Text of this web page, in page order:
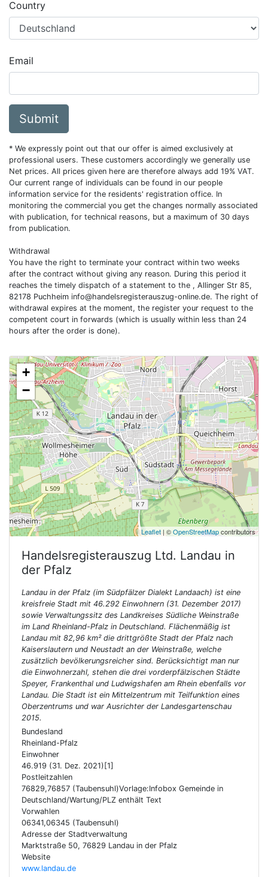
Country
Email
Submit
* We expressly point out that our offer is aimed exclusively at
professional users. These customers accordingly we generally use
Net prices. All prices given here are therefore always add 19% VAT.
Our current range of individuals can be found in our people
information service for the residents' registration office. In
monitoring the commercial you get the changes normally associated
with publication, for technical reasons, but a maximum of 30 days
from publication.
Withdrawal
You have the right to terminate your contract within two weeks
after the contract without giving any reason. During this period it
reaches the timely dispatch of a statement to the , Allinger Str 85,
82178 Puchheim info@handelsregisterauszug-online.de. The right of
withdrawal expires at the moment, the register your request to the
competent court in forwards (which is usually within less than 24
hours after the order is done).
+
−
Leaflet | ©OpenStreetMapcontributors
Handelsregisterauszug Ltd. Landau in
der Pfalz
Landau in der Pfalz (im Südpfälzer Dialekt Landaach) ist eine
kreisfreie Stadt mit 46.292 Einwohnern (31. Dezember 2017)
sowie Verwaltungssitz des Landkreises Südliche Weinstraße
im Land Rheinland-Pfalz in Deutschland. Flächenmäßig ist
Landau mit 82,96 km² die drittgrößte Stadt der Pfalz nach
Kaiserslautern und Neustadt an der Weinstraße, welche
zusätzlich bevölkerungsreicher sind. Berücksichtigt man nur
die Einwohnerzahl, stehen die drei vorderpfälzischen Städte
Speyer, Frankenthal und Ludwigshafen am Rhein ebenfalls vor
Landau. Die Stadt ist ein Mittelzentrum mit Teilfunktion eines
Oberzentrums und war Ausrichter der Landesgartenschau
2015.
Bundesland
Rheinland-Pfalz
Einwohner
46.919 (31. Dez. 2021)[1]
Postleitzahlen
76829,76857 (Taubensuhl)Vorlage:Infobox Gemeinde in
Deutschland/Wartung/PLZ enthält Text
Vorwahlen
06341,06345 (Taubensuhl)
Adresse der Stadtverwaltung
Marktstraße 50, 76829 Landau in der Pfalz
Website
www.landau.de